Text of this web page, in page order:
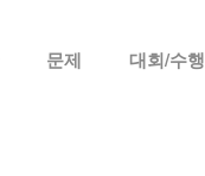
문제 대회/수행